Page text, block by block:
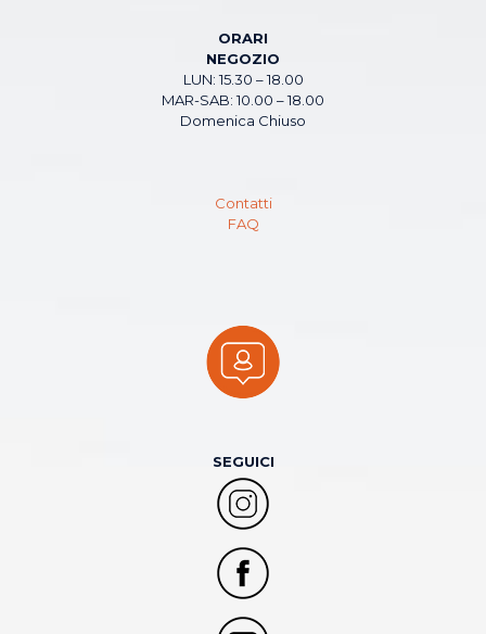
ORARI
NEGOZIO
LUN: 15.30 – 18.00
MAR-SAB: 10.00 – 18.00
Domenica Chiuso
Contatti
FAQ
SEGUICI